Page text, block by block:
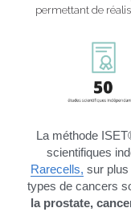
permettant de
La méthode
Rarecells, sur plus
types de cancers
la prostate,